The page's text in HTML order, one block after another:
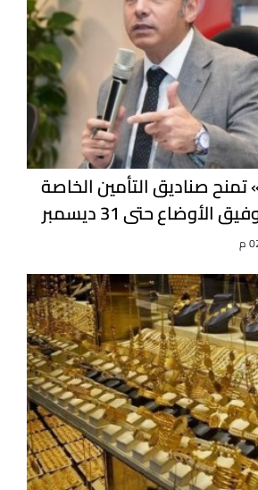
تمنح صناديق التأمين الخاصة
حتى 31 ديسمبر